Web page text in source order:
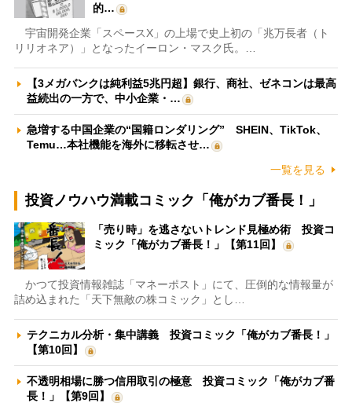
的…
宇宙開発企業「スペースX」の上場で史上初の「兆万長者（ト
リリオネア）」となったイーロン・マスク氏。…
【3メガバンクは純利益5兆円超】銀行、商社、ゼネコンは最高
益続出の一方で、中小企業・…
急増する中国企業の“国籍ロンダリング” SHEIN、TikTok、
Temu…本社機能を海外に移転させ…
一覧を見る
投資ノウハウ満載コミック「俺がカブ番長！」
「売り時」を逃さないトレンド見極め術 投資コ
ミック「俺がカブ番長！」【第11回】
かつて投資情報雑誌「マネーポスト」にて、圧倒的な情報量が
詰め込まれた「天下無敵の株コミック」とし…
テクニカル分析・集中講義 投資コミック「俺がカブ番長！」
【第10回】
不透明相場に勝つ信用取引の極意 投資コミック「俺がカブ番
長！」【第9回】